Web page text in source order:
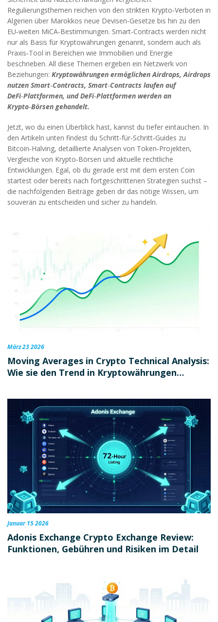
Regulierungsthemen reichen von den strikten Krypto‑Verboten in
Algerien über Marokkos neue Devisen‑Gesetze bis hin zu den
EU‑weiten MiCA‑Bestimmungen. Smart‑Contracts werden nicht
nur als Basis für Kryptowährungen genannt, sondern auch als
Praxis‑Tool in Bereichen wie Immobilien und Energie
beschrieben. All diese Themen ergeben ein Netzwerk von
Beziehungen: Kryptowährungen ermöglichen Airdrops, Airdrops
nutzen Smart‑Contracts, Smart‑Contracts laufen auf
DeFi‑Plattformen, und DeFi‑Plattformen werden an
Krypto‑Börsen gehandelt.
Jetzt, wo du einen Überblick hast, kannst du tiefer eintauchen. In
den Artikeln unten findest du Schritt‑für‑Schritt‑Guides zu
Bitcoin‑Halving, detaillierte Analysen von Token‑Projekten,
Vergleiche von Krypto‑Börsen und aktuelle rechtliche
Entwicklungen. Egal, ob du gerade erst mit dem ersten Coin
startest oder bereits nach fortgeschrittenen Strategien suchst –
die nachfolgenden Beiträge geben dir das nötige Wissen, um
souverän zu entscheiden und sicher zu handeln.
März 23 2026
Moving Averages in Crypto Technical Analysis:
Wie sie den Trend in Kryptowährungen
Januar 15 2026
Adonis Exchange Crypto Exchange Review:
Funktionen, Gebühren und Risiken im Detail